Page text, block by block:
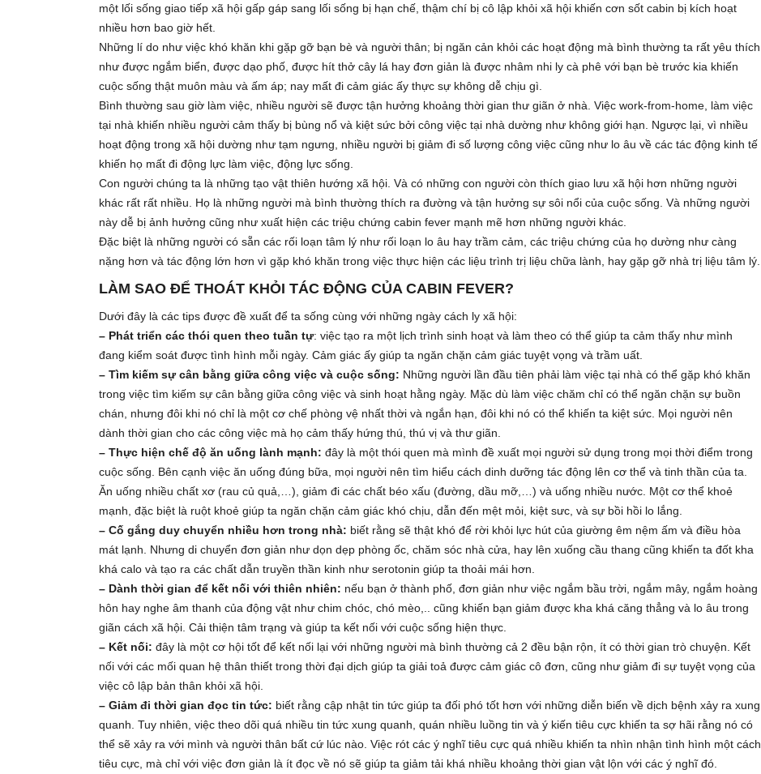
một lối sống giao tiếp xã hội gấp gáp sang lối sống bị hạn chế, thậm chí bị cô lập khỏi xã hội khiến cơn sốt cabin bị kích hoạt
nhiều hơn bao giờ hết.
Những lí do như việc khó khăn khi gặp gỡ bạn bè và người thân; bị ngăn cản khỏi các hoạt động mà bình thường ta rất yêu thích
như được ngắm biển, được dạo phố, được hít thở cây lá hay đơn giản là được nhâm nhi ly cà phê với bạn bè trước kia khiến
cuộc sống thật muôn màu và ấm áp; nay mất đi cảm giác ấy thực sự không dễ chịu gì.
Bình thường sau giờ làm việc, nhiều người sẽ được tận hưởng khoảng thời gian thư giãn ở nhà. Việc work-from-home, làm việc
tại nhà khiến nhiều người cảm thấy bị bùng nổ và kiệt sức bởi công việc tại nhà dường như không giới hạn. Ngược lại, vì nhiều
hoạt động trong xã hội dường như tạm ngưng, nhiều người bị giảm đi số lượng công việc cũng như lo âu về các tác động kinh tế
khiến họ mất đi động lực làm việc, động lực sống.
Con người chúng ta là những tạo vật thiên hướng xã hội. Và có những con người còn thích giao lưu xã hội hơn những người
khác rất rất nhiều. Họ là những người mà bình thường thích ra đường và tận hưởng sự sôi nổi của cuộc sống. Và những người
này dễ bị ảnh hưởng cũng như xuất hiện các triệu chứng cabin fever mạnh mẽ hơn những người khác.
Đặc biệt là những người có sẵn các rối loạn tâm lý như rối loạn lo âu hay trầm cảm, các triệu chứng của họ dường như càng
nặng hơn và tác động lớn hơn vì gặp khó khăn trong việc thực hiện các liệu trình trị liệu chữa lành, hay gặp gỡ nhà trị liệu tâm lý.
LÀM SAO ĐỂ THOÁT KHỎI TÁC ĐỘNG CỦA CABIN FEVER?
Dưới đây là các tips được đề xuất để ta sống cùng với những ngày cách ly xã hội:
– Phát triển các thói quen theo tuần tự: việc tạo ra một lịch trình sinh hoạt và làm theo có thể giúp ta cảm thấy như mình
đang kiểm soát được tình hình mỗi ngày. Cảm giác ấy giúp ta ngăn chặn cảm giác tuyệt vọng và trầm uất.
– Tìm kiếm sự cân bằng giữa công việc và cuộc sống: Những người lần đầu tiên phải làm việc tại nhà có thể gặp khó khăn
trong việc tìm kiếm sự cân bằng giữa công việc và sinh hoạt hằng ngày. Mặc dù làm việc chăm chỉ có thể ngăn chặn sự buồn
chán, nhưng đôi khi nó chỉ là một cơ chế phòng vệ nhất thời và ngắn hạn, đôi khi nó có thể khiến ta kiệt sức. Mọi người nên
dành thời gian cho các công việc mà họ cảm thấy hứng thú, thú vị và thư giãn.
– Thực hiện chế độ ăn uống lành mạnh: đây là một thói quen mà mình đề xuất mọi người sử dụng trong mọi thời điểm trong
cuộc sống. Bên cạnh việc ăn uống đúng bữa, mọi người nên tìm hiểu cách dinh dưỡng tác động lên cơ thể và tinh thần của ta.
Ăn uống nhiều chất xơ (rau củ quả,…), giảm đi các chất béo xấu (đường, dầu mỡ,…) và uống nhiều nước. Một cơ thể khoẻ
mạnh, đặc biệt là ruột khoẻ giúp ta ngăn chặn cảm giác khó chịu, dẫn đến mệt mỏi, kiệt sưc, và sự bồi hồi lo lắng.
– Cố gắng duy chuyển nhiều hơn trong nhà: biết rằng sẽ thật khó để rời khỏi lực hút của giường êm nệm ấm và điều hòa
mát lạnh. Nhưng di chuyển đơn giản như dọn dẹp phòng ốc, chăm sóc nhà cửa, hay lên xuống cầu thang cũng khiến ta đốt kha
khá calo và tạo ra các chất dẫn truyền thần kinh như serotonin giúp ta thoải mái hơn.
– Dành thời gian để kết nối với thiên nhiên: nếu bạn ở thành phố, đơn giản như việc ngắm bầu trời, ngắm mây, ngắm hoàng
hôn hay nghe âm thanh của động vật như chim chóc, chó mèo,.. cũng khiến bạn giảm được kha khá căng thẳng và lo âu trong
giãn cách xã hội. Cải thiện tâm trạng và giúp ta kết nối với cuộc sống hiện thực.
– Kết nối: đây là một cơ hội tốt để kết nối lại với những người mà bình thường cả 2 đều bận rộn, ít có thời gian trò chuyện. Kết
nối với các mối quan hệ thân thiết trong thời đại dịch giúp ta giải toả được cảm giác cô đơn, cũng như giảm đi sự tuyệt vọng của
việc cô lập bản thân khỏi xã hội.
– Giảm đi thời gian đọc tin tức: biết rằng cập nhật tin tức giúp ta đối phó tốt hơn với những diễn biến về dịch bệnh xảy ra xung
quanh. Tuy nhiên, việc theo dõi quá nhiều tin tức xung quanh, quán nhiều luồng tin và ý kiến tiêu cực khiến ta sợ hãi rằng nó có
thể sẽ xảy ra với mình và người thân bất cứ lúc nào. Việc rót các ý nghĩ tiêu cực quá nhiều khiến ta nhìn nhận tình hình một cách
tiêu cực, mà chỉ với việc đơn giản là ít đọc về nó sẽ giúp ta giảm tải khá nhiều khoảng thời gian vật lộn với các ý nghĩ đó.